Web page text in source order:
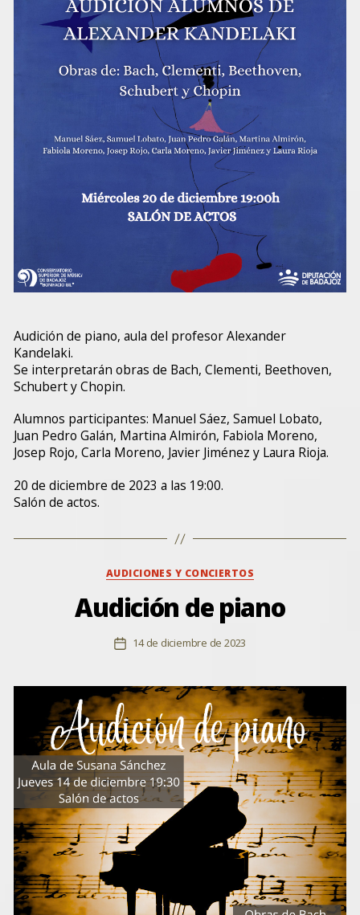
Audición de piano, aula del profesor Alexander
Kandelaki.
Se interpretarán obras de Bach, Clementi, Beethoven,
Schubert y Chopin.
Alumnos participantes: Manuel Sáez, Samuel Lobato,
Juan Pedro Galán, Martina Almirón, Fabiola Moreno,
Josep Rojo, Carla Moreno, Javier Jiménez y Laura Rioja.
20 de diciembre de 2023 a las 19:00.
Salón de actos.
Categorías
AUDICIONES Y CONCIERTOS
Audición de piano
Fecha
entrada
14 de diciembre de 2023